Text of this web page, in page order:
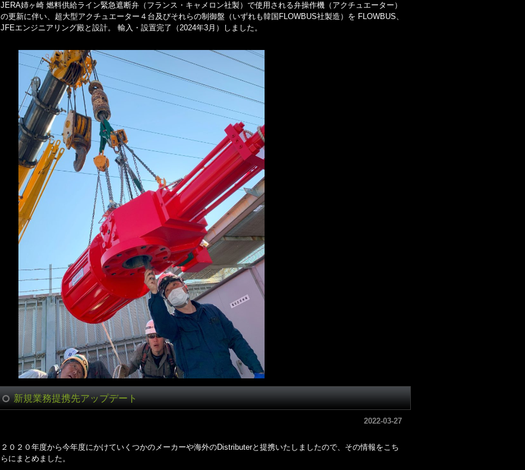
JERA姉ヶ崎 燃料供給ライン緊急遮断弁（フランス・キャメロン社製）で使用される弁操作機（アクチュエーター）
の更新に伴い、超大型アクチュエーター４台及びそれらの制御盤（いずれも韓国FLOWBUS社製造）を FLOWBUS、
JFEエンジニアリング殿と設計。 輸入・設置完了（2024年3月）しました。
新規業務提携先アップデート
2022-03-27
２０２０年度から今年度にかけていくつかのメーカーや海外のDistributerと提携いたしましたので、その情報をこち
らにまとめました。